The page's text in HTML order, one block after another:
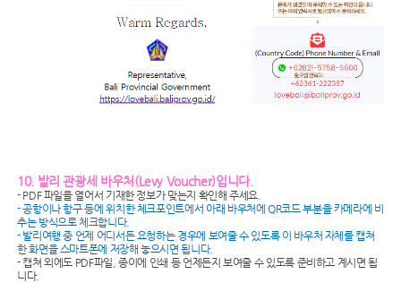
10. 발리 관광세 바우처(Levy Voucher)입니다.
- PDF 파일을 열어서 기재한 정보가 맞는지 확인해 주세요.
- 공항이나 항구 등에 위치한 체크포인트에서 아래 바우처에 QR코드 부분을 카메라에 비
추는 방식으로 체크합니다.
- 발리여행 중 언제 어디서든 요청하는 경우에 보여줄 수 있도록 이 바우처 자체를 캡쳐
한 화면을 스마트폰에 저장해 놓으시면 됩니다.
- 캡쳐 외에도 PDF파일, 종이에 인쇄 등 언제든지 보여줄 수 있도록 준비하고 계시면 됩
니다.